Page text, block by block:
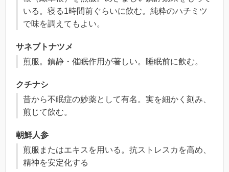
いる。寝る1時間前ぐらいに飲む。純粋のハチミツ
で味を調えてもよい。
サネブトナツメ
煎服。鎮静・催眠作用が著しい。睡眠前に飲む。
クチナシ
昔から不眠症の妙薬として有名。実を細かく刻み、
煎じて飲む。
朝鮮人参
煎服またはエキスを用いる。抗ストレスカを高め、
精神を安定化する